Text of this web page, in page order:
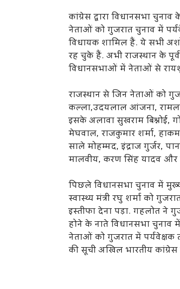
कांग्रेस द्वारा विधानसभा
नेताओं को गुजरात चुनाव में
विधायक शामिल हैं. ये सभी
रह चुके हैं. अभी राजस्थान के पूर्व
विधानसभाओं में नेताओं से
राजस्थान से जिन नेताओं को
कल्ला,उदयलाल आंजना,
इसके अलावा सुखराम बिश्नोई,
मेघवाल, राजकुमार शर्मा,
साले मोहम्मद, इंद्राज गुर्जर,
मालवीय, करण सिंह यादव और
पिछले विधानसभा चुनाव में
स्वास्थ्य मंत्री रघु शर्मा को
इस्तीफा देना पड़ा. गहलोत ने
होने के नाते विधानसभा चुनाव
नेताओं को गुजरात में पर्यवेक्षक
की सूची अखिल भारतीय